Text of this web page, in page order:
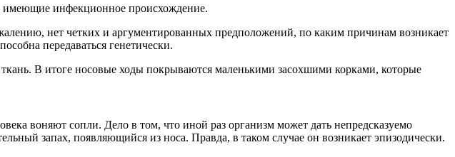
имеющие инфекционное происхождение.
нет четких и аргументированных предположений, по каким причинам возникает
передаваться генетически.
ткань. В итоге носовые ходы покрываются маленькими засохшими корками, которые
воняют сопли. Дело в том, что иной раз организм может дать непредсказуемо
запах, появляющийся из носа. Правда, в таком случае он возникает эпизодически.